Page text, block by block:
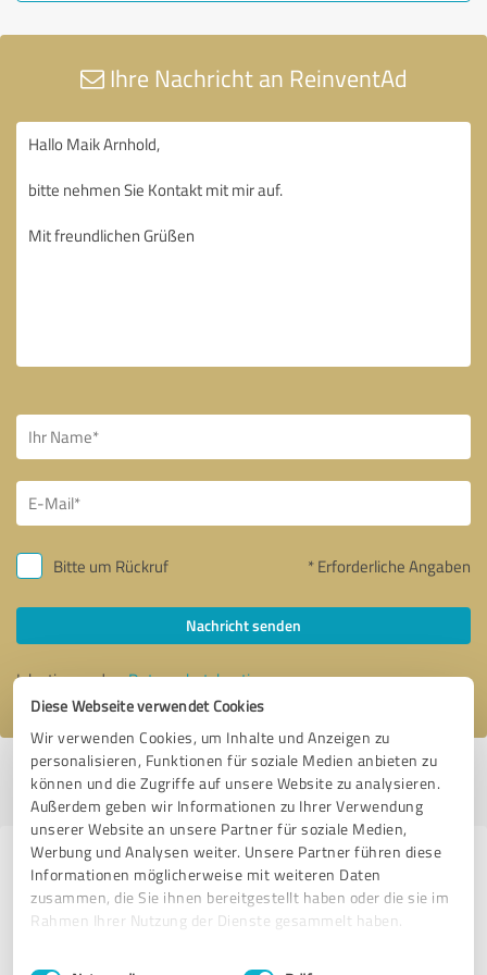
Diese Webseite verwendet Cookies
Wir verwenden Cookies, um Inhalte und Anzeigen zu
personalisieren, Funktionen für soziale Medien anbieten zu
können und die Zugriffe auf unsere Website zu analysieren.
Außerdem geben wir Informationen zu Ihrer Verwendung
unserer Website an unsere Partner für soziale Medien,
Werbung und Analysen weiter. Unsere Partner führen diese
Informationen möglicherweise mit weiteren Daten
zusammen, die Sie ihnen bereitgestellt haben oder die sie im
Rahmen Ihrer Nutzung der Dienste gesammelt haben.
Impressum Datenschutzbestimmungen
Einwilligungsauswahl
Ihre Nachricht an ReinventAd
Bitte um Rückruf * Erforderliche Angaben
Nachricht senden
Ich stimme denDatenschutzbestimmungenzu.
Profil aktiv seit 22.10.2020 | Letzte Aktualisierung: 22.10.2020
melden
Erfahrungen zu weiteren
Anbietern aus dem Bereich
Dienstleistungen